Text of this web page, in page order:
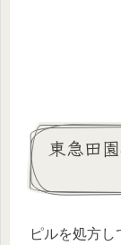
東急田
ピルを処方